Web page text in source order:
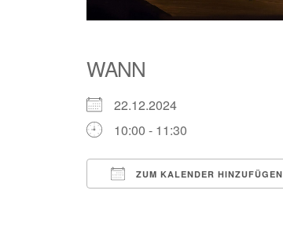
WANN
22.12.2024
10:00 - 11:30
ZUM KALENDER HINZUFÜGEN